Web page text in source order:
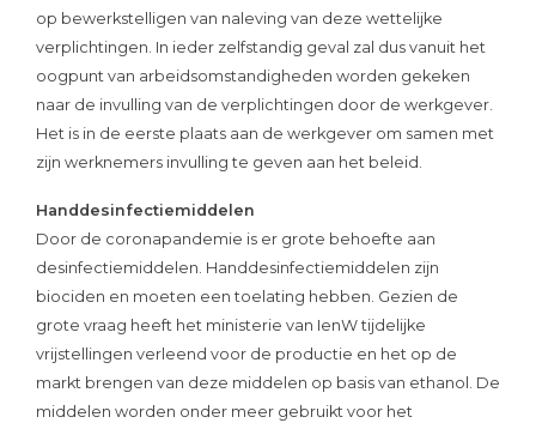
op bewerkstelligen van naleving van deze wettelijke
verplichtingen. In ieder zelfstandig geval zal dus vanuit het
oogpunt van arbeidsomstandigheden worden gekeken
naar de invulling van de verplichtingen door de werkgever.
Het is in de eerste plaats aan de werkgever om samen met
zijn werknemers invulling te geven aan het beleid.
Handdesinfectiemiddelen
Door de coronapandemie is er grote behoefte aan
desinfectiemiddelen. Handdesinfectiemiddelen zijn
biociden en moeten een toelating hebben. Gezien de
grote vraag heeft het ministerie van IenW tijdelijke
vrijstellingen verleend voor de productie en het op de
markt brengen van deze middelen op basis van ethanol. De
middelen worden onder meer gebruikt voor het